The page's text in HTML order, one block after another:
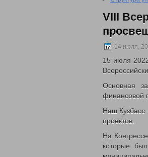
План
Сведения о
2016 год
2017 год
2018 год
2019 год
2020 год
2022 год
Отчеты о
2020 год
Политика
VIII
14 июля,
15 июля
Основная
финансовой
Наш Кузбасс
проектов.
На
которые